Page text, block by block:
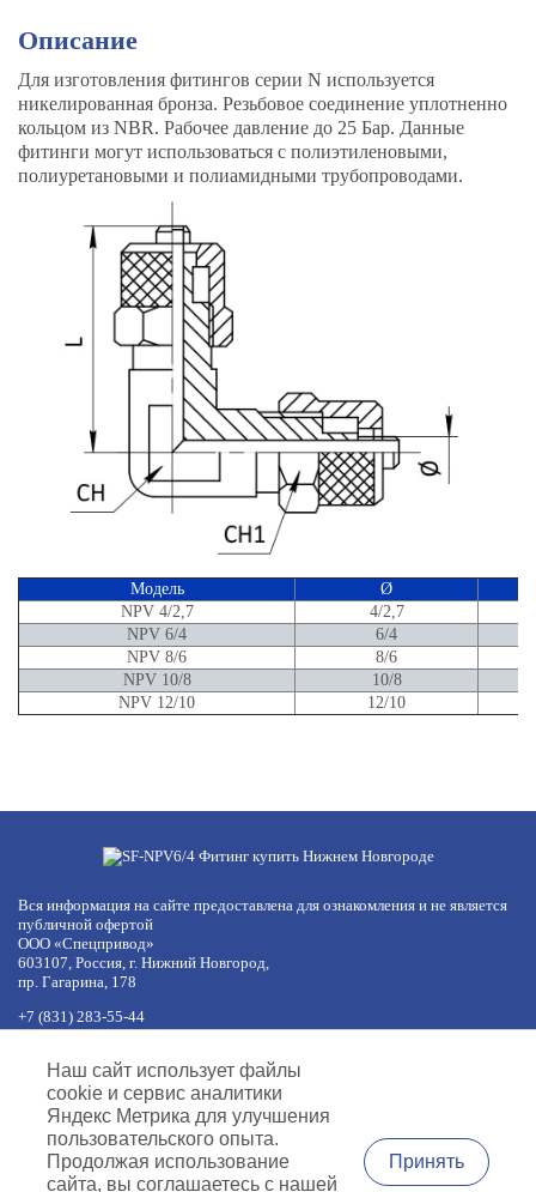
Описание
Для изготовления фитингов серии N используется
никелированная бронза. Резьбовое соединение уплотненно
кольцом из NBR. Рабочее давление до 25 Бар. Данные
фитинги могут использоваться с полиэтиленовыми,
полиуретановыми и полиамидными трубопроводами.
Модель
Ø
NPV 4/2,7
4/2,7
NPV 6/4
6/4
NPV 8/6
8/6
NPV 10/8
10/8
NPV 12/10
12/10
Вся информация на сайте предоставлена для ознакомления и не является
публичной офертой
ООО «Спецпривод»
603107, Россия, г. Нижний Новгород,
пр. Гагарина, 178
+7 (831) 283-55-44
+7 (977) 422-66-54
обед с 12:30 до 13:30
info@specprivod.com
Вопросы, предложения?
Напишите нам
Наш сайт использует файлы
cookie и сервис аналитики
Яндекс Метрика для улучшения
пользовательского опыта.
Продолжая использование
сайта, вы соглашаетесь с нашей
Принять